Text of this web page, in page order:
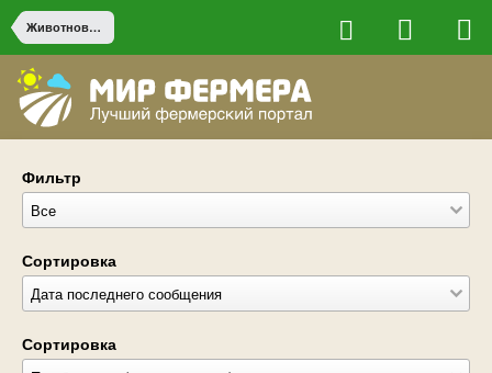
Животноводство
Фильтр
Сортировка
Сортировка